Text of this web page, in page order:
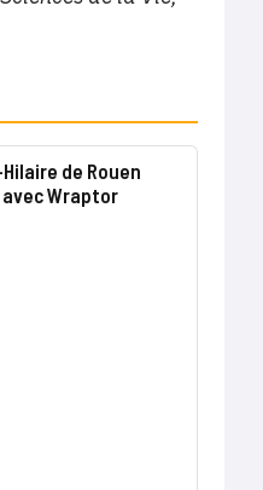
de Rouen
avec Wraptor